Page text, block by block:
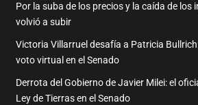
Por la suba de los precios y la caída de los
volvió a subir
Victoria Villarruel desafía a Patricia
voto virtual en el Senado
Derrota del Gobierno de Javier Milei: el
Ley de Tierras en el Senado